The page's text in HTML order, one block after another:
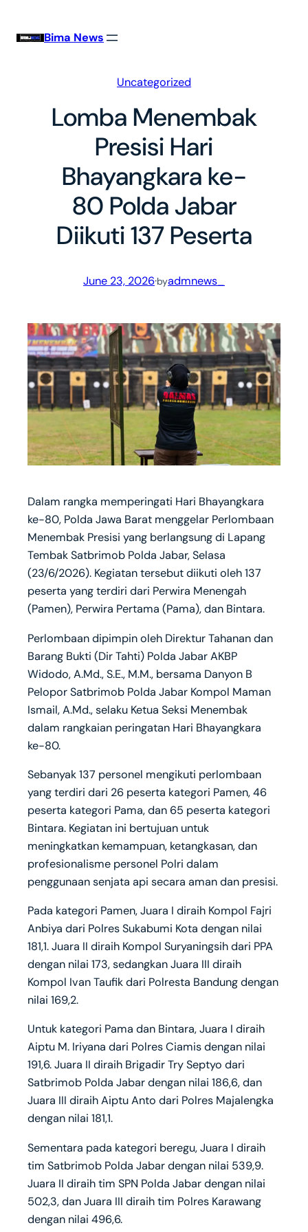
Bima News
Uncategorized
Lomba Menembak
Presisi Hari
Bhayangkara ke-
80 Polda Jabar
Diikuti 137 Peserta
June 23, 2026·byadmnews_
Dalam rangka memperingati Hari Bhayangkara
ke-80, Polda Jawa Barat menggelar Perlombaan
Menembak Presisi yang berlangsung di Lapang
Tembak Satbrimob Polda Jabar, Selasa
(23/6/2026). Kegiatan tersebut diikuti oleh 137
peserta yang terdiri dari Perwira Menengah
(Pamen), Perwira Pertama (Pama), dan Bintara.
Perlombaan dipimpin oleh Direktur Tahanan dan
Barang Bukti (Dir Tahti) Polda Jabar AKBP
Widodo, A.Md., S.E., M.M., bersama Danyon B
Pelopor Satbrimob Polda Jabar Kompol Maman
Ismail, A.Md., selaku Ketua Seksi Menembak
dalam rangkaian peringatan Hari Bhayangkara
ke-80.
Sebanyak 137 personel mengikuti perlombaan
yang terdiri dari 26 peserta kategori Pamen, 46
peserta kategori Pama, dan 65 peserta kategori
Bintara. Kegiatan ini bertujuan untuk
meningkatkan kemampuan, ketangkasan, dan
profesionalisme personel Polri dalam
penggunaan senjata api secara aman dan presisi.
Pada kategori Pamen, Juara I diraih Kompol Fajri
Anbiya dari Polres Sukabumi Kota dengan nilai
181,1. Juara II diraih Kompol Suryaningsih dari PPA
dengan nilai 173, sedangkan Juara III diraih
Kompol Ivan Taufik dari Polresta Bandung dengan
nilai 169,2.
Untuk kategori Pama dan Bintara, Juara I diraih
Aiptu M. Iriyana dari Polres Ciamis dengan nilai
191,6. Juara II diraih Brigadir Try Septyo dari
Satbrimob Polda Jabar dengan nilai 186,6, dan
Juara III diraih Aiptu Anto dari Polres Majalengka
dengan nilai 181,1.
Sementara pada kategori beregu, Juara I diraih
tim Satbrimob Polda Jabar dengan nilai 539,9.
Juara II diraih tim SPN Polda Jabar dengan nilai
502,3, dan Juara III diraih tim Polres Karawang
dengan nilai 496,6.